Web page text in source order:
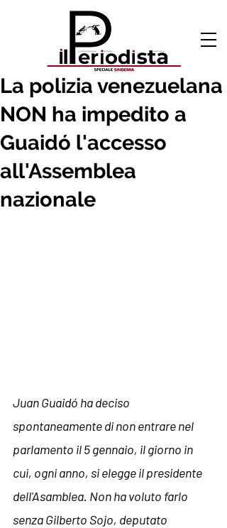
La polizia venezuelana
NON ha impedito a
Guaidó l'accesso
all'Assemblea
nazionale
Juan Guaidó ha deciso
spontaneamente di non entrare nel
parlamento il 5 gennaio, il giorno in
cui, ogni anno, si elegge il presidente
dell'Asamblea. Non ha voluto farlo
senza Gilberto Sojo, deputato